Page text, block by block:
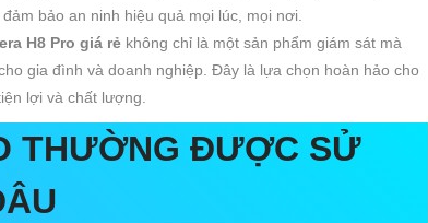
bảo an ninh hiệu quả mọi lúc, mọi nơi.
H8 Pro giá rẻ không chỉ là một sản phẩm giám sát mà
gia đình và doanh nghiệp. Đây là lựa chọn hoàn hảo cho
lợi và chất lượng.
THƯỜNG ĐƯỢC SỬ